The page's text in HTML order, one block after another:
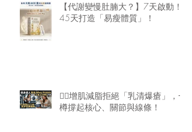
【代謝變慢肚腩大？】7天啟動！
45天打造「易瘦體質」！
🏋️‍♂️增肌減脂拒絕「乳清爆瘡」，一
樽撐起核心、關節與線條！